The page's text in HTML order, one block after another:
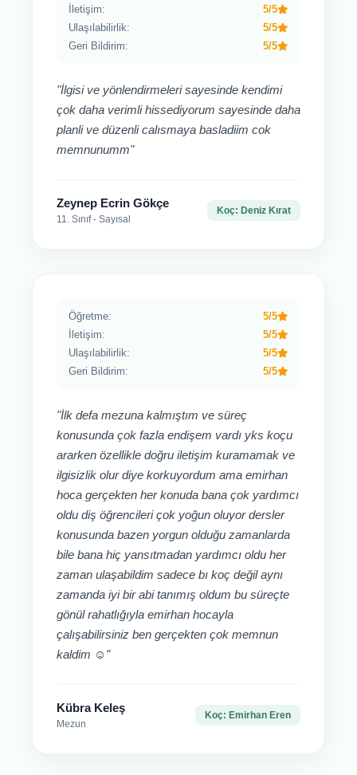
İletişim:
5/5
Ulaşılabilirlik:
5/5
Geri Bildirim:
5/5
"İlgisi ve yönlendirmeleri sayesinde kendimi
çok daha verimli hissediyorum sayesinde daha
planli ve düzenli calısmaya basladiim cok
memnunumm"
Zeynep Ecrin Gökçe
11. Sınıf - Sayısal
Koç: Deniz Kırat
Öğretme:
5/5
İletişim:
5/5
Ulaşılabilirlik:
5/5
Geri Bildirim:
5/5
"İlk defa mezuna kalmıştım ve süreç
konusunda çok fazla endişem vardı yks koçu
ararken özellikle doğru iletişim kuramamak ve
ilgisizlik olur diye korkuyordum ama emirhan
hoca gerçekten her konuda bana çok yardımcı
oldu diş öğrencileri çok yoğun oluyor dersler
konusunda bazen yorgun olduğu zamanlarda
bile bana hiç yansıtmadan yardımcı oldu her
zaman ulaşabildim sadece bı koç değil aynı
zamanda iyi bir abi tanımış oldum bu süreçte
gönül rahatlığıyla emirhan hocayla
çalışabilirsiniz ben gerçekten çok memnun
kaldim ☺️"
Kübra Keleş
Mezun
Koç: Emirhan Eren